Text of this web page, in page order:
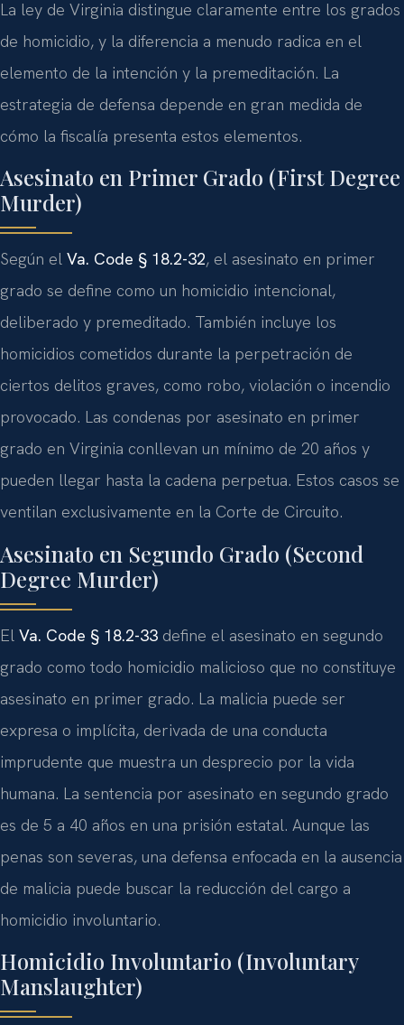
La ley de Virginia distingue claramente entre los grados
de homicidio, y la diferencia a menudo radica en el
elemento de la intención y la premeditación. La
estrategia de defensa depende en gran medida de
cómo la fiscalía presenta estos elementos.
Asesinato en Primer Grado (First Degree
Murder)
Según el Va. Code § 18.2-32, el asesinato en primer
grado se define como un homicidio intencional,
deliberado y premeditado. También incluye los
homicidios cometidos durante la perpetración de
ciertos delitos graves, como robo, violación o incendio
provocado. Las condenas por asesinato en primer
grado en Virginia conllevan un mínimo de 20 años y
pueden llegar hasta la cadena perpetua. Estos casos se
ventilan exclusivamente en la Corte de Circuito.
Asesinato en Segundo Grado (Second
Degree Murder)
El Va. Code § 18.2-33 define el asesinato en segundo
grado como todo homicidio malicioso que no constituye
asesinato en primer grado. La malicia puede ser
expresa o implícita, derivada de una conducta
imprudente que muestra un desprecio por la vida
humana. La sentencia por asesinato en segundo grado
es de 5 a 40 años en una prisión estatal. Aunque las
penas son severas, una defensa enfocada en la ausencia
de malicia puede buscar la reducción del cargo a
homicidio involuntario.
Homicidio Involuntario (Involuntary
Manslaughter)